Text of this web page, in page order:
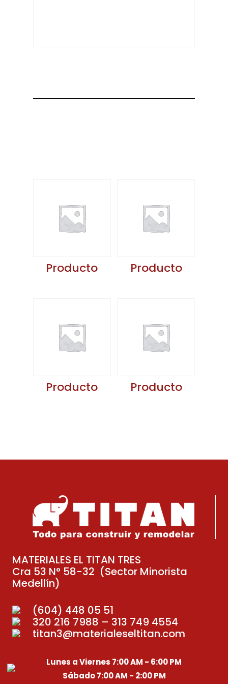
Producto Producto
Producto Producto
MATERIALES EL TITAN TRES
Cra 53 N° 58-32 (Sector Minorista
Medellín)
(604) 448 05 51
320 216 7988 – 313 749 4554
titan3@materialeseltitan.com
Lunes a Viernes 7:00 AM - 6:00 PM
Sábado 7:00 AM - 2:00 PM